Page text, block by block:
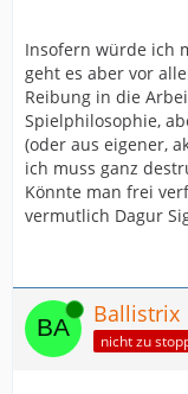
Insofern würde ich
geht es aber vor
Reibung in die
Spielphilosophie,
(oder aus eigener,
ich muss ganz
Könnte man frei
vermutlich Dagur
Online Ballistrix
nicht zu